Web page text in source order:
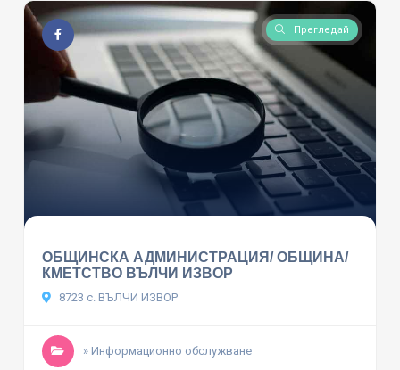
Прегледай
ОБЩИНСКА АДМИНИСТРАЦИЯ/ ОБЩИНА/
КМЕТСТВО ВЪЛЧИ ИЗВОР
8723 с. ВЪЛЧИ ИЗВОР
» Информационно обслужване